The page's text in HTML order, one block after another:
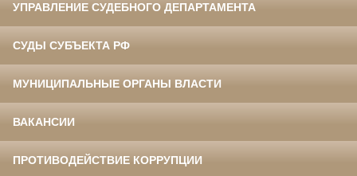
УПРАВЛЕНИЕ СУДЕБНОГО ДЕПАРТАМЕНТА
СУДЫ СУБЪЕКТА РФ
МУНИЦИПАЛЬНЫЕ ОРГАНЫ ВЛАСТИ
ВАКАНСИИ
ПРОТИВОДЕЙСТВИЕ КОРРУПЦИИ